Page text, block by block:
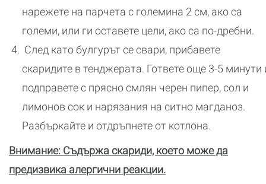
нарежете на парчета с големина 2 см, ако са
големи, или ги оставете цели, ако са по-дребни.
След като булгурът се свари, прибавете
скаридите в тенджерата. Гответе още 3-5 минути
подправете с прясно смлян черен пипер, сол и
лимонов сок и нарязания на ситно магданоз.
Разбъркайте и отдръпнете от котлона.
Внимание: Съдържа скариди, което може да
предизвика алергични реакции.